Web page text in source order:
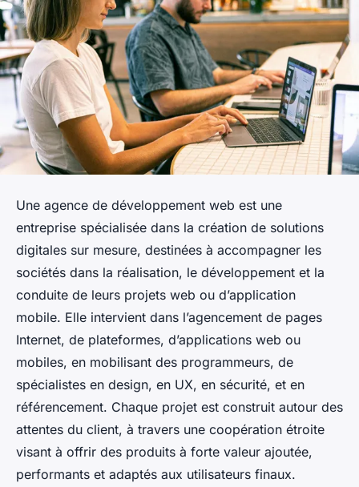
Une agence de développement web est une
entreprise spécialisée dans la création de solutions
digitales sur mesure, destinées à accompagner les
sociétés dans la réalisation, le développement et la
conduite de leurs projets web ou d’application
mobile. Elle intervient dans l’agencement de pages
Internet, de plateformes, d’applications web ou
mobiles, en mobilisant des programmeurs, de
spécialistes en design, en UX, en sécurité, et en
référencement. Chaque projet est construit autour des
attentes du client, à travers une coopération étroite
visant à offrir des produits à forte valeur ajoutée,
performants et adaptés aux utilisateurs finaux.